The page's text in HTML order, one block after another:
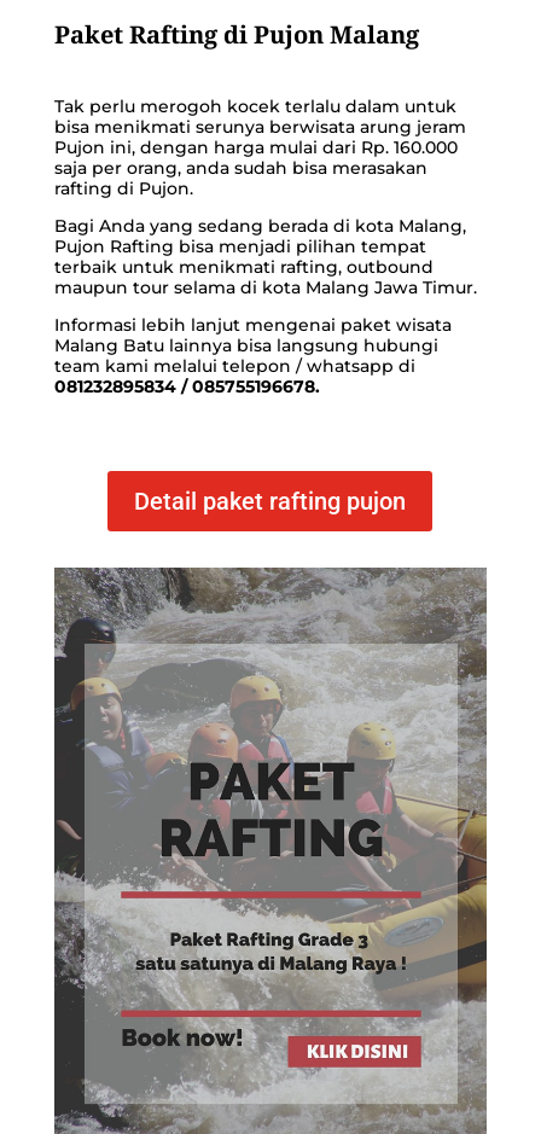
Paket Rafting di Pujon Malang
Tak perlu merogoh kocek terlalu dalam untuk
bisa menikmati serunya berwisata arung jeram
Pujon ini, dengan harga mulai dari Rp. 160.000
saja per orang, anda sudah bisa merasakan
rafting di Pujon.
Bagi Anda yang sedang berada di kota Malang,
Pujon Rafting bisa menjadi pilihan tempat
terbaik untuk menikmati rafting, outbound
maupun tour selama di kota Malang Jawa Timur.
Informasi lebih lanjut mengenai paket wisata
Malang Batulainnya bisa langsung hubungi
team kami melalui telepon / whatsapp di
081232895834 / 085755196678.
Detail paket rafting pujon